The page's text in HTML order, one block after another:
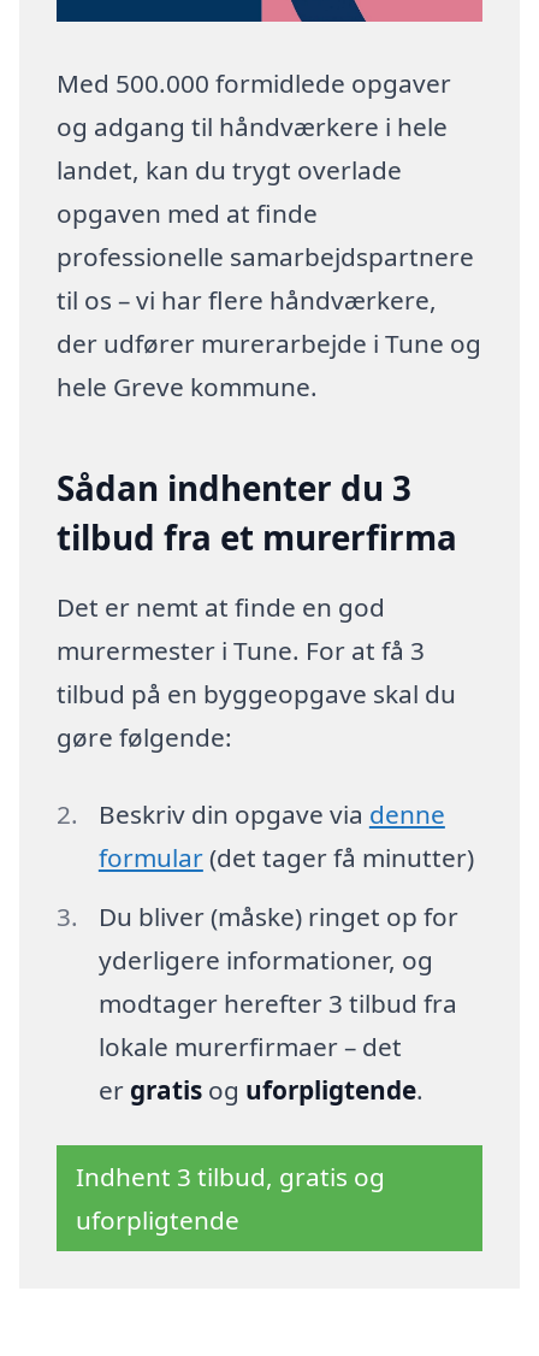
Med 500.000 formidlede opgaver
og adgang til håndværkere i hele
landet, kan du trygt overlade
opgaven med at finde
professionelle samarbejdspartnere
til os – vi har flere håndværkere,
der udfører murerarbejde i Tune og
hele Greve kommune.
Sådan indhenter du 3
tilbud fra et murerfirma
Det er nemt at finde en god
murermester i Tune. For at få 3
tilbud på en byggeopgave skal du
gøre følgende:
Beskriv din opgave via denne
formular(det tager få minutter)
Du bliver (måske) ringet op for
yderligere informationer, og
modtager herefter 3 tilbud fra
lokale murerfirmaer – det
er gratisog uforpligtende.
Indhent 3 tilbud, gratis og
uforpligtende